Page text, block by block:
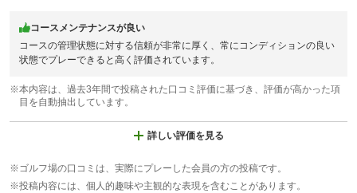
コースメンテナンスが良い
コースの管理状態に対する信頼が非常に厚く、常にコンディションの良い
状態でプレーできると高く評価されています。
※本内容は、過去3年間で投稿された口コミ評価に基づき、評価が高かった項
目を自動抽出しています。
詳しい評価を見る
※ゴルフ場の口コミは、実際にプレーした会員の方の投稿です。
※投稿内容には、個人的趣味や主観的な表現を含むことがあります。